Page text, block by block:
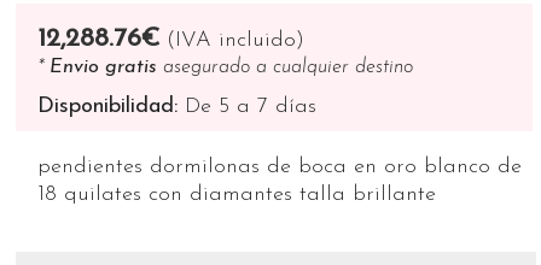
12,288.76€ (IVA incluido)
* Envio gratis asegurado a cualquier destino
Disponibilidad: De 5 a 7 días
pendientes dormilonas de boca en oro blanco de
18 quilates con diamantes talla brillante